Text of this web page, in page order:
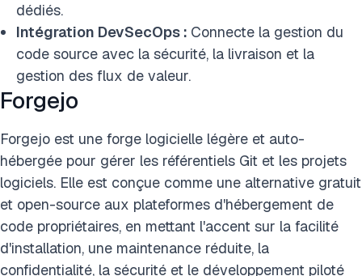
dédiés.
Intégration DevSecOps : Connecte la gestion du
code source avec la sécurité, la livraison et la
gestion des flux de valeur.
Forgejo
Forgejo est une forge logicielle légère et auto-
hébergée pour gérer les référentiels Git et les projets
logiciels. Elle est conçue comme une alternative gratuit
et open-source aux plateformes d'hébergement de
code propriétaires, en mettant l'accent sur la facilité
d'installation, une maintenance réduite, la
confidentialité, la sécurité et le développement piloté